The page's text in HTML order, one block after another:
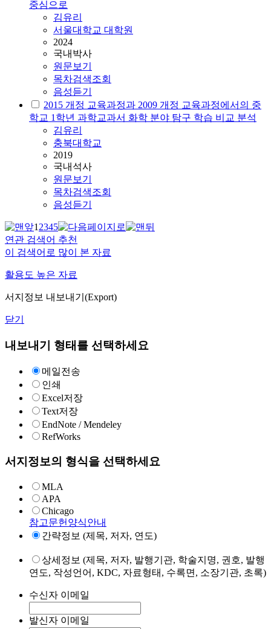
중심으로
김유리
서울대학교 대학원
2024
국내박사
원문보기
목차검색조회
음성듣기
2015 개정 교육과정과 2009 개정 교육과정에서의 중
학교 1학년 과학교과서 화학 분야 탐구 학습 비교 분석
김유리
충북대학교
2019
국내석사
원문보기
목차검색조회
음성듣기
12345
연관 검색어 추천
이 검색어로 많이 본 자료
활용도 높은 자료
서지정보 내보내기(Export)
닫기
내보내기 형태를 선택하세요
메일전송
인쇄
Excel저장
Text저장
EndNote / Mendeley
RefWorks
서지정보의 형식을 선택하세요
MLA
APA
Chicago
참고문헌양식안내
간략정보 (제목, 저자, 연도)
상세정보 (제목, 저자, 발행기관, 학술지명, 권호, 발행
연도, 작성언어, KDC, 자료형태, 수록면, 소장기관, 초록)
수신자 이메일
발신자 이메일